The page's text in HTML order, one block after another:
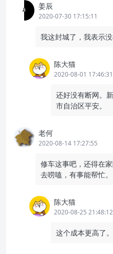
姜辰
2020-07-30 17:15:11
我这封城了，我表示
陈大猫
2020-08-01 17:46:31
还好没有断网。
市自治区平安。
老何
2020-08-14 17:27:55
修车这事吧，还得在
去唠嗑，有事能帮忙。
陈大猫
2020-08-25 21:48:12
这个成本更高了。